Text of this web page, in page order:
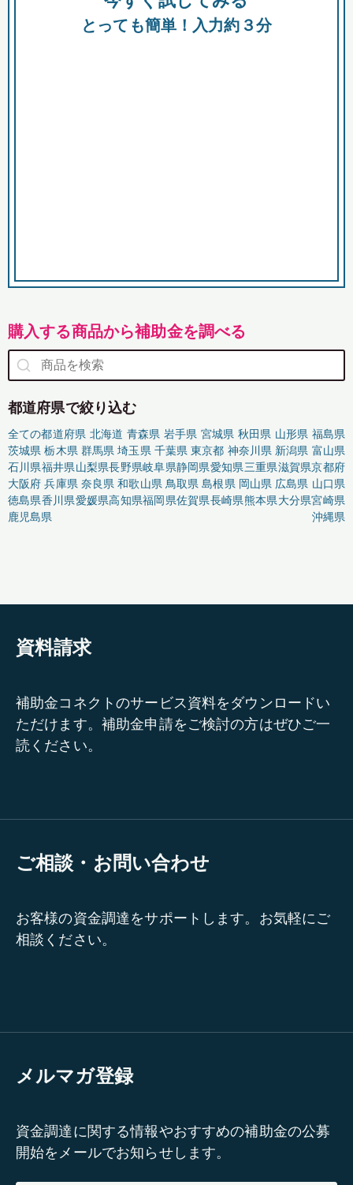
とっても簡単！入力約３分
購入する商品から補助金を調べる
都道府県で絞り込む
全ての都道府県 北海道 青森県 岩手県 宮城県 秋田県 山形県 福島県
茨城県 栃木県 群馬県 埼玉県 千葉県 東京都 神奈川県 新潟県 富山県
石川県福井県山梨県長野県岐阜県静岡県愛知県三重県滋賀県京都府
大阪府 兵庫県 奈良県 和歌山県 鳥取県 島根県 岡山県 広島県 山口県
徳島県香川県愛媛県高知県福岡県佐賀県長崎県熊本県大分県宮崎県
鹿児島県
沖縄県
資料請求
補助金コネクトのサービス資料をダウンロードい
ただけます。補助金申請をご検討の方はぜひご一
読ください。
ご相談・お問い合わせ
お客様の資金調達をサポートします。お気軽にご
相談ください。
メルマガ登録
資金調達に関する情報やおすすめの補助金の公募
開始をメールでお知らせします。